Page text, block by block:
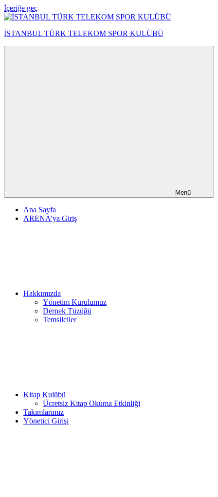
İçeriğe geç
İSTANBUL TÜRK TELEKOM SPOR KULÜBÜ
Menü
Ana Sayfa
ARENA’ya Giriş
Hakkımızda
Yönetim Kurulumuz
Dernek Tüzüğü
Temsilciler
Kitap Kulübü
Ücretsiz Kitap Okuma Etkinliği
Takımlarımız
Yönetici Girişi